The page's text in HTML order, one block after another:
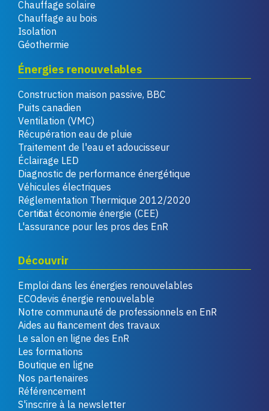
Chauffage solaire
Chauffage au bois
Isolation
Géothermie
Énergies renouvelables
Construction maison passive, BBC
Puits canadien
Ventilation (VMC)
Récupération eau de pluie
Traitement de l'eau et adoucisseur
Éclairage LED
Diagnostic de performance énergétique
Véhicules électriques
Réglementation Thermique 2012/2020
Certificat économie énergie (CEE)
L'assurance pour les pros des EnR
Découvrir
Emploi dans les énergies renouvelables
ECOdevis énergie renouvelable
Notre communauté de professionnels en EnR
Aides au financement des travaux
Le salon en ligne des EnR
Les formations
Boutique en ligne
Nos partenaires
Référencement
S'inscrire à la newsletter